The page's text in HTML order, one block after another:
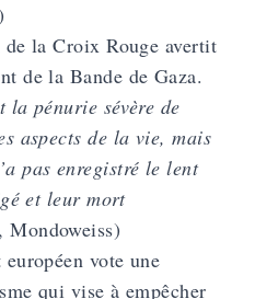
la Croix Rouge avertit
de la Bande de Gaza.
la pénurie sévère de
aspects de la vie, mais
pas enregistré le lent
et leur mort
vote une
qui vise à empêcher